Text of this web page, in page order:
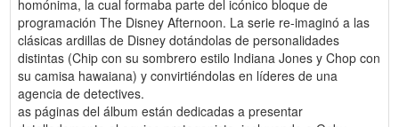
homónima, la cual formaba parte del icónico bloque de
programación The Disney Afternoon. La serie re-imaginó a las
clásicas ardillas de Disney dotándolas de personalidades
distintas (Chip con su sombrero estilo Indiana Jones y Chop con
su camisa hawaiana) y convirtiéndolas en líderes de una
agencia de detectives.
as páginas del álbum están dedicadas a presentar